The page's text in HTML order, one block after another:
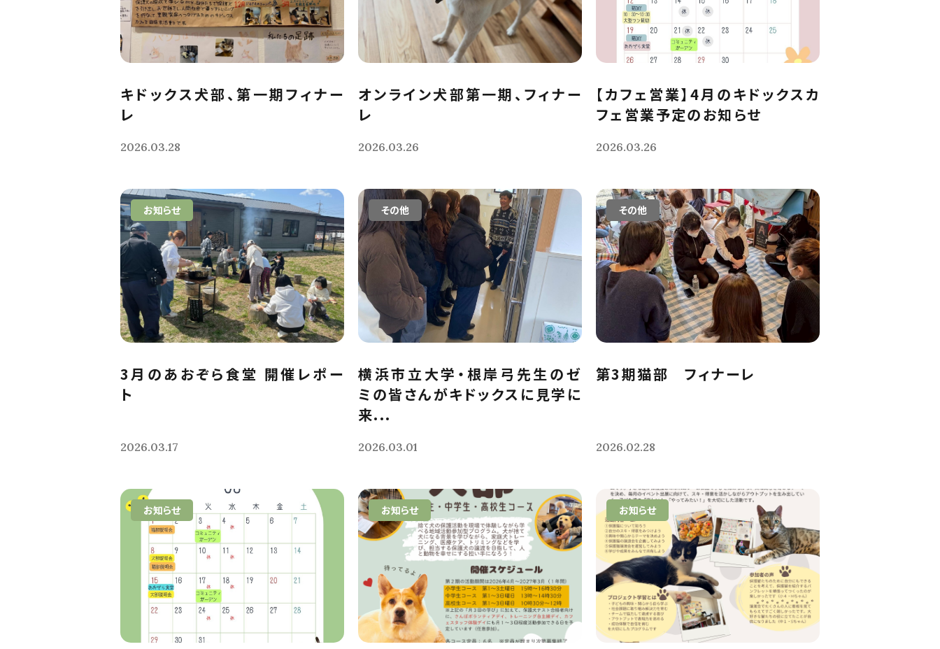
キドックス犬部、第一期フィナー
レ
2026.03.28
オンライン犬部第一期、フィナー
レ
2026.03.26
【カフェ営業】4月のキドックスカ
フェ営業予定のお知らせ
2026.03.26
お知らせ
3月のあおぞら食堂 開催レポー
ト
2026.03.17
その他
横浜市立大学・根岸弓先生のゼ
ミの皆さんがキドックスに見学に
来...
2026.03.01
その他
第3期猫部 フィナーレ
2026.02.28
お知らせ お知らせ お知らせ